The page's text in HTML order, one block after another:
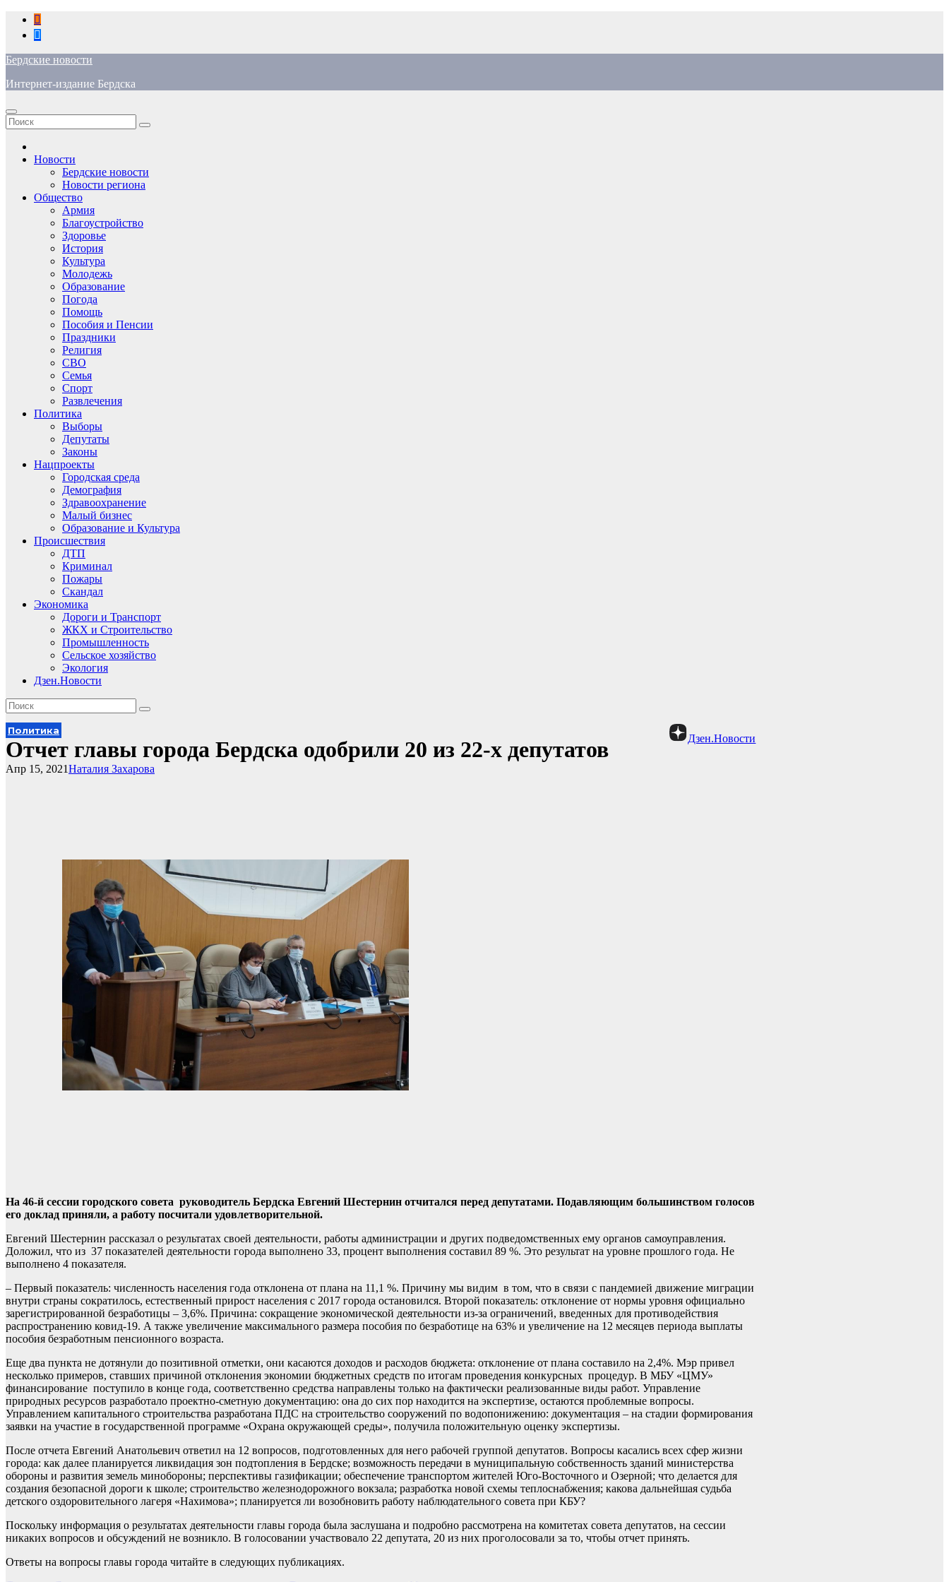
Перейти
содержимому
Бердские новости
Интернет-издание Бердска
Новости
Бердские новости
Новости региона
Общество
Армия
Благоустройство
Здоровье
История
Культура
Молодежь
Образование
Погода
Помощь
Пособия и Пенсии
Праздники
Религия
СВО
Семья
Спорт
Развлечения
Политика
Выборы
Депутаты
Законы
Нацпроекты
Городская среда
Демография
Здравоохранение
Малый бизнес
Образование и Культура
Происшествия
ДТП
Криминал
Пожары
Скандал
Экономика
Дороги и Транспорт
ЖКХ и Строительство
Промышленность
Сельское хозяйство
Экология
Дзен.Новости
Дзен.Новости
Политика
Отчет главы города Бердска одобрили 20 из 22-х депутатов
Наталия Захарова
Апр 15, 2021
На 46-й сессии городского совета руководитель Бердска Евгений Шестернин отчитался перед депутатами. Подавляющим большинством голосов
его доклад приняли, а работу посчитали удовлетворительной.
Евгений Шестернин рассказал о результатах своей деятельности, работы администрации и других подведомственных ему органов самоуправления.
Доложил, что из 37 показателей деятельности города выполнено 33, процент выполнения составил 89 %. Это результат на уровне прошлого года. Не
выполнено 4 показателя.
– Первый показатель: численность населения года отклонена от плана на 11,1 %. Причину мы видим в том, что в связи с пандемией движение миграции
внутри страны сократилось, естественный прирост населения с 2017 города остановился. Второй показатель: отклонение от нормы уровня официально
зарегистрированной безработицы – 3,6%. Причина: сокращение экономической деятельности из-за ограничений, введенных для противодействия
распространению ковид-19. А также увеличение максимального размера пособия по безработице на 63% и увеличение на 12 месяцев периода выплаты
пособия безработным пенсионного возраста.
Еще два пункта не дотянули до позитивной отметки, они касаются доходов и расходов бюджета: отклонение от плана составило на 2,4%. Мэр привел
несколько примеров, ставших причиной отклонения экономии бюджетных средств по итогам проведения конкурсных процедур. В МБУ «ЦМУ»
финансирование поступило в конце года, соответственно средства направлены только на фактически реализованные виды работ. Управление
природных ресурсов разработало проектно-сметную документацию: она до сих пор находится на экспертизе, остаются проблемные вопросы.
Управлением капитального строительства разработана ПДС на строительство сооружений по водопонижению: документация – на стадии формирования
заявки на участие в государственной программе «Охрана окружающей среды», получила положительную оценку экспертизы.
После отчета Евгений Анатольевич ответил на 12 вопросов, подготовленных для него рабочей группой депутатов. Вопросы касались всех сфер жизни
города: как далее планируется ликвидация зон подтопления в Бердске; возможность передачи в муниципальную собственность зданий министерства
обороны и развития земель минобороны; перспективы газификации; обеспечение транспортом жителей Юго-Восточного и Озерной; что делается для
создания безопасной дороги к школе; строительство железнодорожного вокзала; разработка новой схемы теплоснабжения; какова дальнейшая судьба
детского оздоровительного лагеря «Нахимова»; планируется ли возобновить работу наблюдательного совета при КБУ?
Поскольку информация о результатах деятельности главы города была заслушана и подробно рассмотрена на комитетах совета депутатов, на сессии
никаких вопросов и обсуждений не возникло. В голосовании участвовало 22 депутата, 20 из них проголосовали за то, чтобы отчет принять.
Ответы на вопросы главы города читайте в следующих публикациях.